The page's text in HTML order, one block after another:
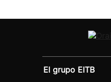
El grupo EITB